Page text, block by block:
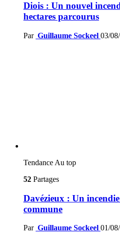
Diois : Un nouvel
hectares parcourus
Par Guillaume Sockeel 03/
Tendance Au top
52 Partages
Davézieux : Un
commune
Par Guillaume Sockeel 01/